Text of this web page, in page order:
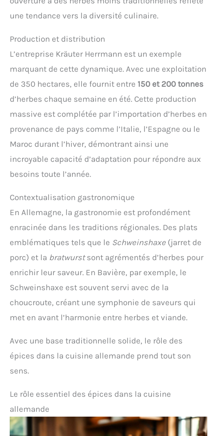
une tendance vers la diversité culinaire.
Production et distribution
L’entreprise Kräuter Herrmann est un exemple
marquant de cette dynamique. Avec une exploitation
de 350 hectares, elle fournit entre 150 et 200 tonnes
d’herbes chaque semaine en été. Cette production
massive est complétée par l’importation d’herbes en
provenance de pays comme l’Italie, l’Espagne ou le
Maroc durant l’hiver, démontrant ainsi une
incroyable capacité d’adaptation pour répondre aux
besoins toute l’année.
Contextualisation gastronomique
En Allemagne, la gastronomie est profondément
enracinée dans les traditions régionales. Des plats
emblématiques tels que le Schweinshaxe (jarret de
porc) et la bratwurstsont agrémentés d’herbes pour
enrichir leur saveur. En Bavière, par exemple, le
Schweinshaxe est souvent servi avec de la
choucroute, créant une symphonie de saveurs qui
met en avant l’harmonie entre herbes et viande.
Avec une base traditionnelle solide, le rôle des
épices dans la cuisine allemande prend tout son
sens.
Le rôle essentiel des épices dans la cuisine
allemande